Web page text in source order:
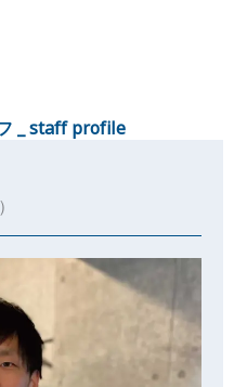
_ staff profile